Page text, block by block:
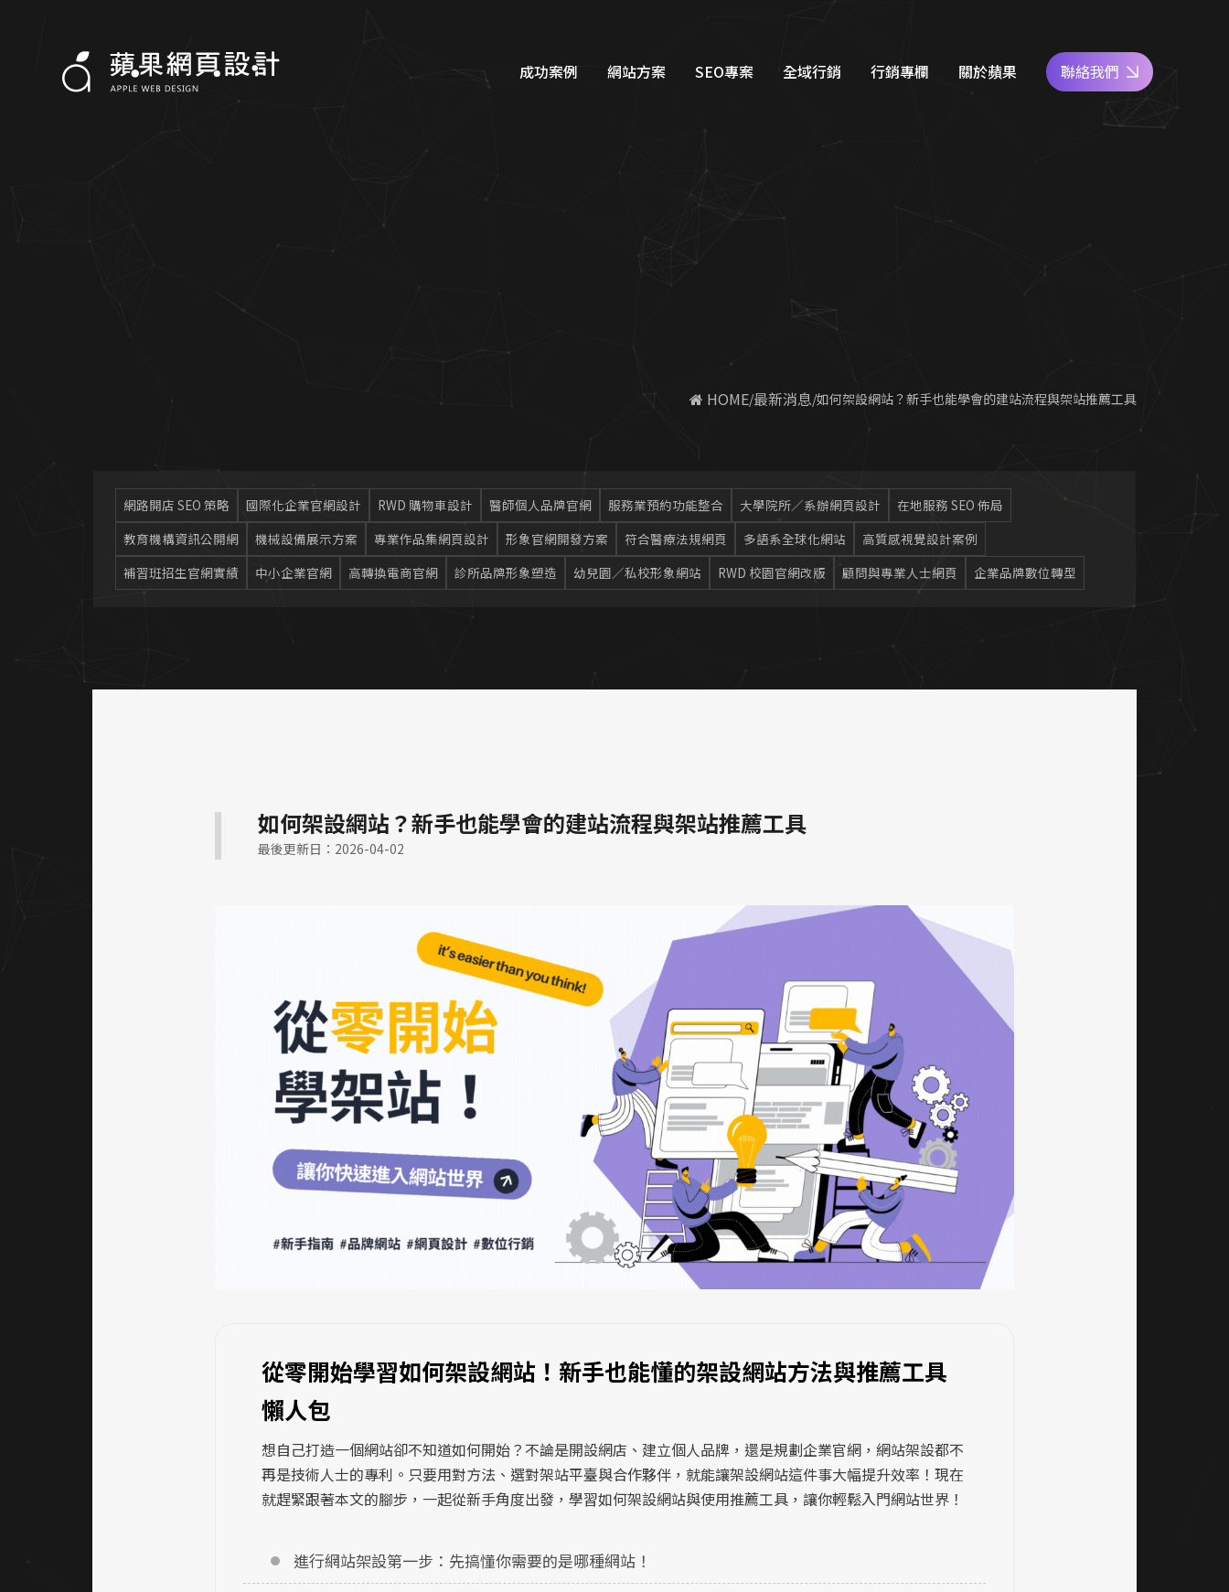
成功案例
服務類別網站設計
網站方案 SEO專案 全域行銷
Google商家經營
Dcard 廣告
行銷專欄
社群經營技巧
關於蘋果 聯絡我們
HOME 最新消息 如何架設網站？新手也能學會的建站流程與架站推薦工具
網路開店 SEO 策略 國際化企業官網設計 RWD 購物車設計 醫師個人品牌官網 服務業預約功能整合 大學院所／系辦網頁設計
在地服務 SEO 佈局
教育機構資訊公開網
機械設備展示方案 專業作品集網頁設計 形象官網開發方案 符合醫療法規網頁 多語系全球化網站
高質感視覺設計案例
補習班招生官網實績
中小企業官網 高轉換電商官網 診所品牌形象塑造 幼兒園／私校形象網站 RWD 校園官網改版 顧問與專業人士網頁 企業品牌數位轉型
如何架設網站？新手也能學會的建站流程與架站推薦工具
最後更新日：2026-04-02
從零開始學習如何架設網站！新手也能懂的架設網站方法與推薦工具
懶人包
想自己打造一個網站卻不知道如何開始？不論是開設網店、建立個人品牌，還是規劃企業官網，網站架設都不
再是技術人士的專利。只要用對方法、選對架站平臺與合作夥伴，就能讓架設網站這件事大幅提升效率！現在
就趕緊跟著本文的腳步，一起從新手角度出發，學習如何架設網站與使用推薦工具，讓你輕鬆入門網站世界！
進行網站架設第一步：先搞懂你需要的是哪種網站！